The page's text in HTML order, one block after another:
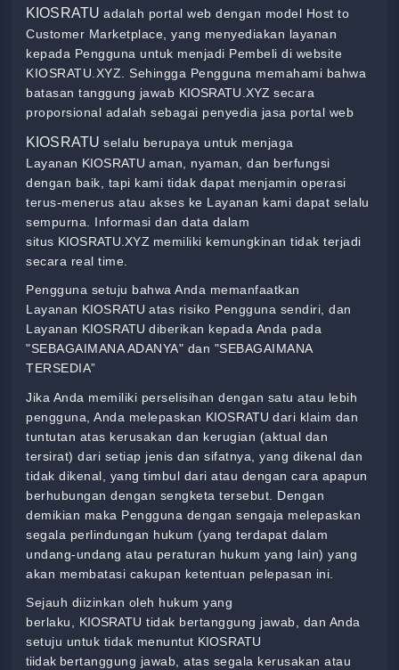
KIOSRATU adalah portal web dengan model Host to
Customer Marketplace, yang menyediakan layanan
kepada Pengguna untuk menjadi Pembeli di website
KIOSRATU.XYZ. Sehingga Pengguna memahami bahwa
batasan tanggung jawab KIOSRATU.XYZsecara
proporsional adalah sebagai penyedia jasa portal web
KIOSRATUselalu berupaya untuk menjaga
Layanan KIOSRATUaman, nyaman, dan berfungsi
dengan baik, tapi kami tidak dapat menjamin operasi
terus-menerus atau akses ke Layanan kami dapat selalu
sempurna. Informasi dan data dalam
situs KIOSRATU.XYZ memiliki kemungkinan tidak terjadi
secara real time.
Pengguna setuju bahwa Anda memanfaatkan
Layanan KIOSRATUatas risiko Pengguna sendiri, dan
Layanan KIOSRATUdiberikan kepada Anda pada
"SEBAGAIMANA ADANYA" dan "SEBAGAIMANA
TERSEDIA”
Jika Anda memiliki perselisihan dengan satu atau lebih
pengguna, Anda melepaskan KIOSRATUdari klaim dan
tuntutan atas kerusakan dan kerugian (aktual dan
tersirat) dari setiap jenis dan sifatnya, yang dikenal dan
tidak dikenal, yang timbul dari atau dengan cara apapun
berhubungan dengan sengketa tersebut. Dengan
demikian maka Pengguna dengan sengaja melepaskan
segala perlindungan hukum (yang terdapat dalam
undang-undang atau peraturan hukum yang lain) yang
akan membatasi cakupan ketentuan pelepasan ini.
Sejauh diizinkan oleh hukum yang
berlaku, KIOSRATU tidak bertanggung jawab, dan Anda
setuju untuk tidak menuntut KIOSRATU
tiidak bertanggung jawab, atas segala kerusakan atau